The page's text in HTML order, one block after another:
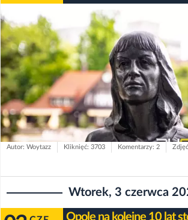
Autor: Woytazz Kliknięć: 3703 Komentarzy: 2
Wtorek, 3 czerwca
Opole na kolejne 10 lat